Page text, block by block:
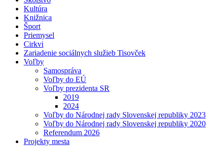
Kultúra
Knižnica
Šport
Priemysel
Cirkvi
Zariadenie sociálnych služieb Tisovček
Voľby
Samospráva
Voľby do EÚ
Voľby prezidenta SR
2019
2024
Voľby do Národnej rady Slovenskej republiky 2023
Voľby do Národnej rady Slovenskej republiky 2020
Referendum 2026
Projekty mesta